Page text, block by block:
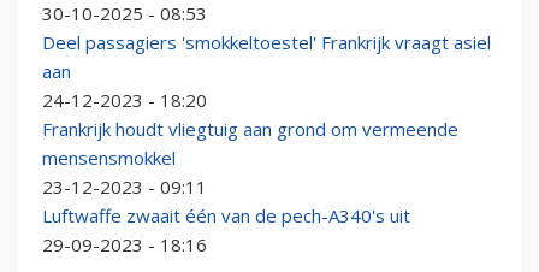
30-10-2025 - 08:53
Deel passagiers 'smokkeltoestel' Frankrijk vraagt asiel
aan
24-12-2023 - 18:20
Frankrijk houdt vliegtuig aan grond om vermeende
mensensmokkel
23-12-2023 - 09:11
Luftwaffe zwaait één van de pech-A340's uit
29-09-2023 - 18:16